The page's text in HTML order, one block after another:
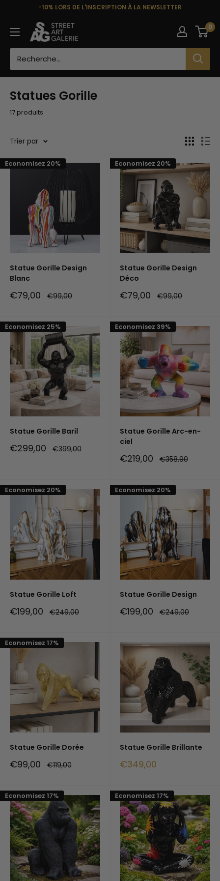
contenu
-10% LORS DE L'INSCRIPTION À LA NEWSLETTER
Street
Art
0
Statues Gorille
17 produits
Trier par
Economisez 20%
Statue Gorille Design
Blanc
Prix
réduit
€79,00 Prix
normal
€99,00
Economisez 20%
Statue Gorille Design
Déco
Prix
réduit
€79,00 Prix
normal
€99,00
Economisez 25%
Statue Gorille Baril
Prix
réduit
€299,00 Prix
normal
€399,00
Economisez 39%
Statue Gorille Arc-en-
ciel
Prix
réduit
€219,00 Prix
normal
€358,90
Economisez 20%
Statue Gorille Loft
Prix
réduit
€199,00 Prix
normal
€249,00
Economisez 20%
Statue Gorille Design
Prix
réduit
€199,00 Prix
normal
€249,00
Economisez 17%
Statue Gorille Dorée
Prix
réduit
€99,00 Prix
normal
€119,00
Statue Gorille Brillante
Prix
réduit
€349,00
Economisez 17% Economisez 17%